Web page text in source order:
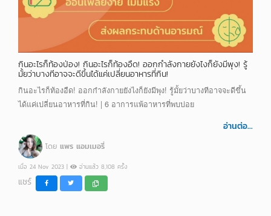
กินอะไรก็ท้องป่อง! กินอะไรก็ท้องอืด! ออกกำลังกายยังไงก็ยังมีพุง! รู้
มั้ยว่าบางทีอาจจะดีขึ้นได้แค่เปลี่ยนอาหารที่กิน!
กินอะไรก็ท้องอืด! ออกกำลังกายยังไงก็ยังมีพุง! รู้มั้ยว่าบางทีอาจจะดีขึ้น
ได้แค่เปลี่ยนอาหารที่กิน! | 6 อาการแพ้อาหารที่พบบ่อย
อ่านต่อ...
โดย แพร แอมเมอรี่
เมื่อ 24 Nov 2023 | อ่านแล้ว 8,108 ครั้ง
แชร์